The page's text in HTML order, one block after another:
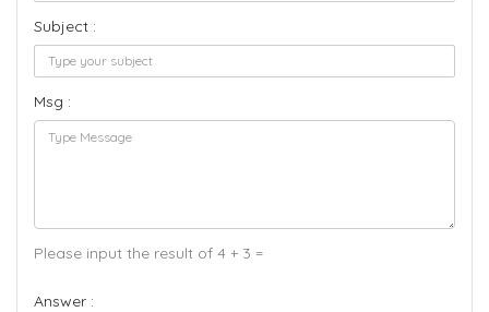
Subject :
Msg :
Please input the result of 4 + 3 =
Answer :